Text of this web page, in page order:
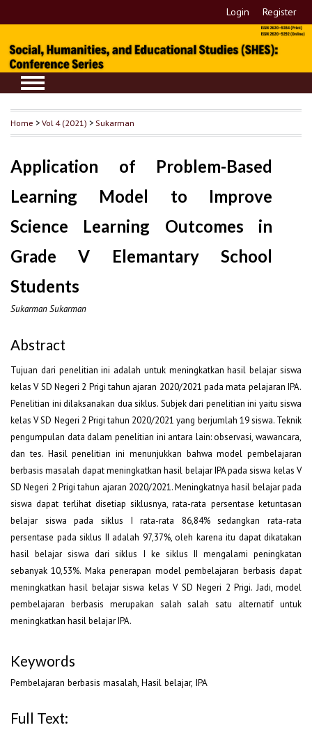
Login Register
Home >Vol 4 (2021) > Sukarman
Application of Problem-Based
Learning Model to Improve
Science Learning Outcomes in
Grade V Elemantary School
Students
Sukarman Sukarman
Abstract
Tujuan dari penelitian ini adalah untuk meningkatkan hasil belajar siswa
kelas V SD Negeri 2 Prigi tahun ajaran 2020/2021 pada mata pelajaran IPA.
Penelitian ini dilaksanakan dua siklus. Subjek dari penelitian ini yaitu siswa
kelas V SD Negeri 2 Prigi tahun 2020/2021 yang berjumlah 19 siswa. Teknik
pengumpulan data dalam penelitian ini antara lain: observasi, wawancara,
dan tes. Hasil penelitian ini menunjukkan bahwa model pembelajaran
berbasis masalah dapat meningkatkan hasil belajar IPA pada siswa kelas V
SD Negeri 2 Prigi tahun ajaran 2020/2021. Meningkatnya hasil belajar pada
siswa dapat terlihat disetiap siklusnya, rata-rata persentase ketuntasan
belajar siswa pada siklus I rata-rata 86,84% sedangkan rata-rata
persentase pada siklus II adalah 97,37%, oleh karena itu dapat dikatakan
hasil belajar siswa dari siklus I ke siklus II mengalami peningkatan
sebanyak 10,53%. Maka penerapan model pembelajaran berbasis dapat
meningkatkan hasil belajar siswa kelas V SD Negeri 2 Prigi. Jadi, model
pembelajaran berbasis merupakan salah salah satu alternatif untuk
meningkatkan hasil belajar IPA.
Keywords
Pembelajaran berbasis masalah, Hasil belajar, IPA
Full Text: